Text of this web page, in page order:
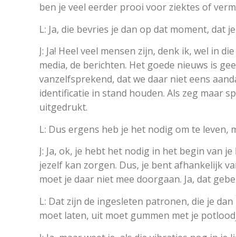
ben je veel eerder prooi voor ziektes of
L: Ja, die bevries je dan op dat moment, dat
J: Ja! Heel veel mensen zijn, denk ik, wel in
media, de berichten. Het goede nieuws is
vanzelfsprekend, dat we daar niet eens
identificatie in stand houden. Als zeg maar
uitgedrukt.
L: Dus ergens heb je het nodig om te leven,
J: Ja, ok, je hebt het nodig in het begin van
jezelf kan zorgen. Dus, je bent afhankelijk
moet je daar niet mee doorgaan. Ja, dat
L: Dat zijn de ingesleten patronen, die je
moet laten, uit moet gummen met je